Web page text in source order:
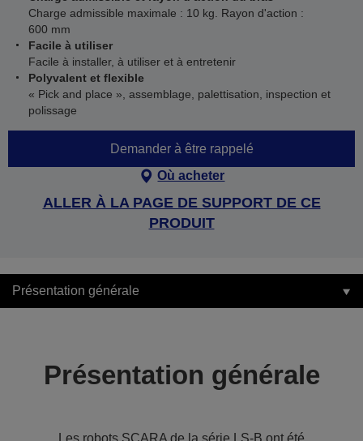
Charge admissible maximale : 10 kg. Rayon d'action :
600 mm
Facile à utiliser
Facile à installer, à utiliser et à entretenir
Polyvalent et flexible
« Pick and place », assemblage, palettisation, inspection et
polissage
Demander à être rappelé
Où acheter
ALLER À LA PAGE DE SUPPORT DE CE
PRODUIT
Présentation générale
Présentation générale
Les robots SCARA de la série LS-B ont été